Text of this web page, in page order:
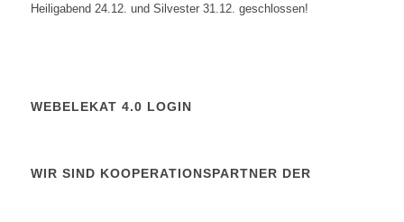
Heiligabend 24.12. und Silvester 31.12. geschlossen!
WEBELEKAT 4.0 LOGIN
WIR SIND KOOPERATIONSPARTNER DER